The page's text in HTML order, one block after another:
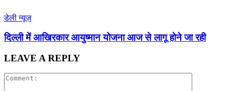
डेली न्यूज़
द‍िल्‍ली में आख‍िरकार आयुष्‍मान योजना आज से लागू होने जा रही
LEAVE A REPLY